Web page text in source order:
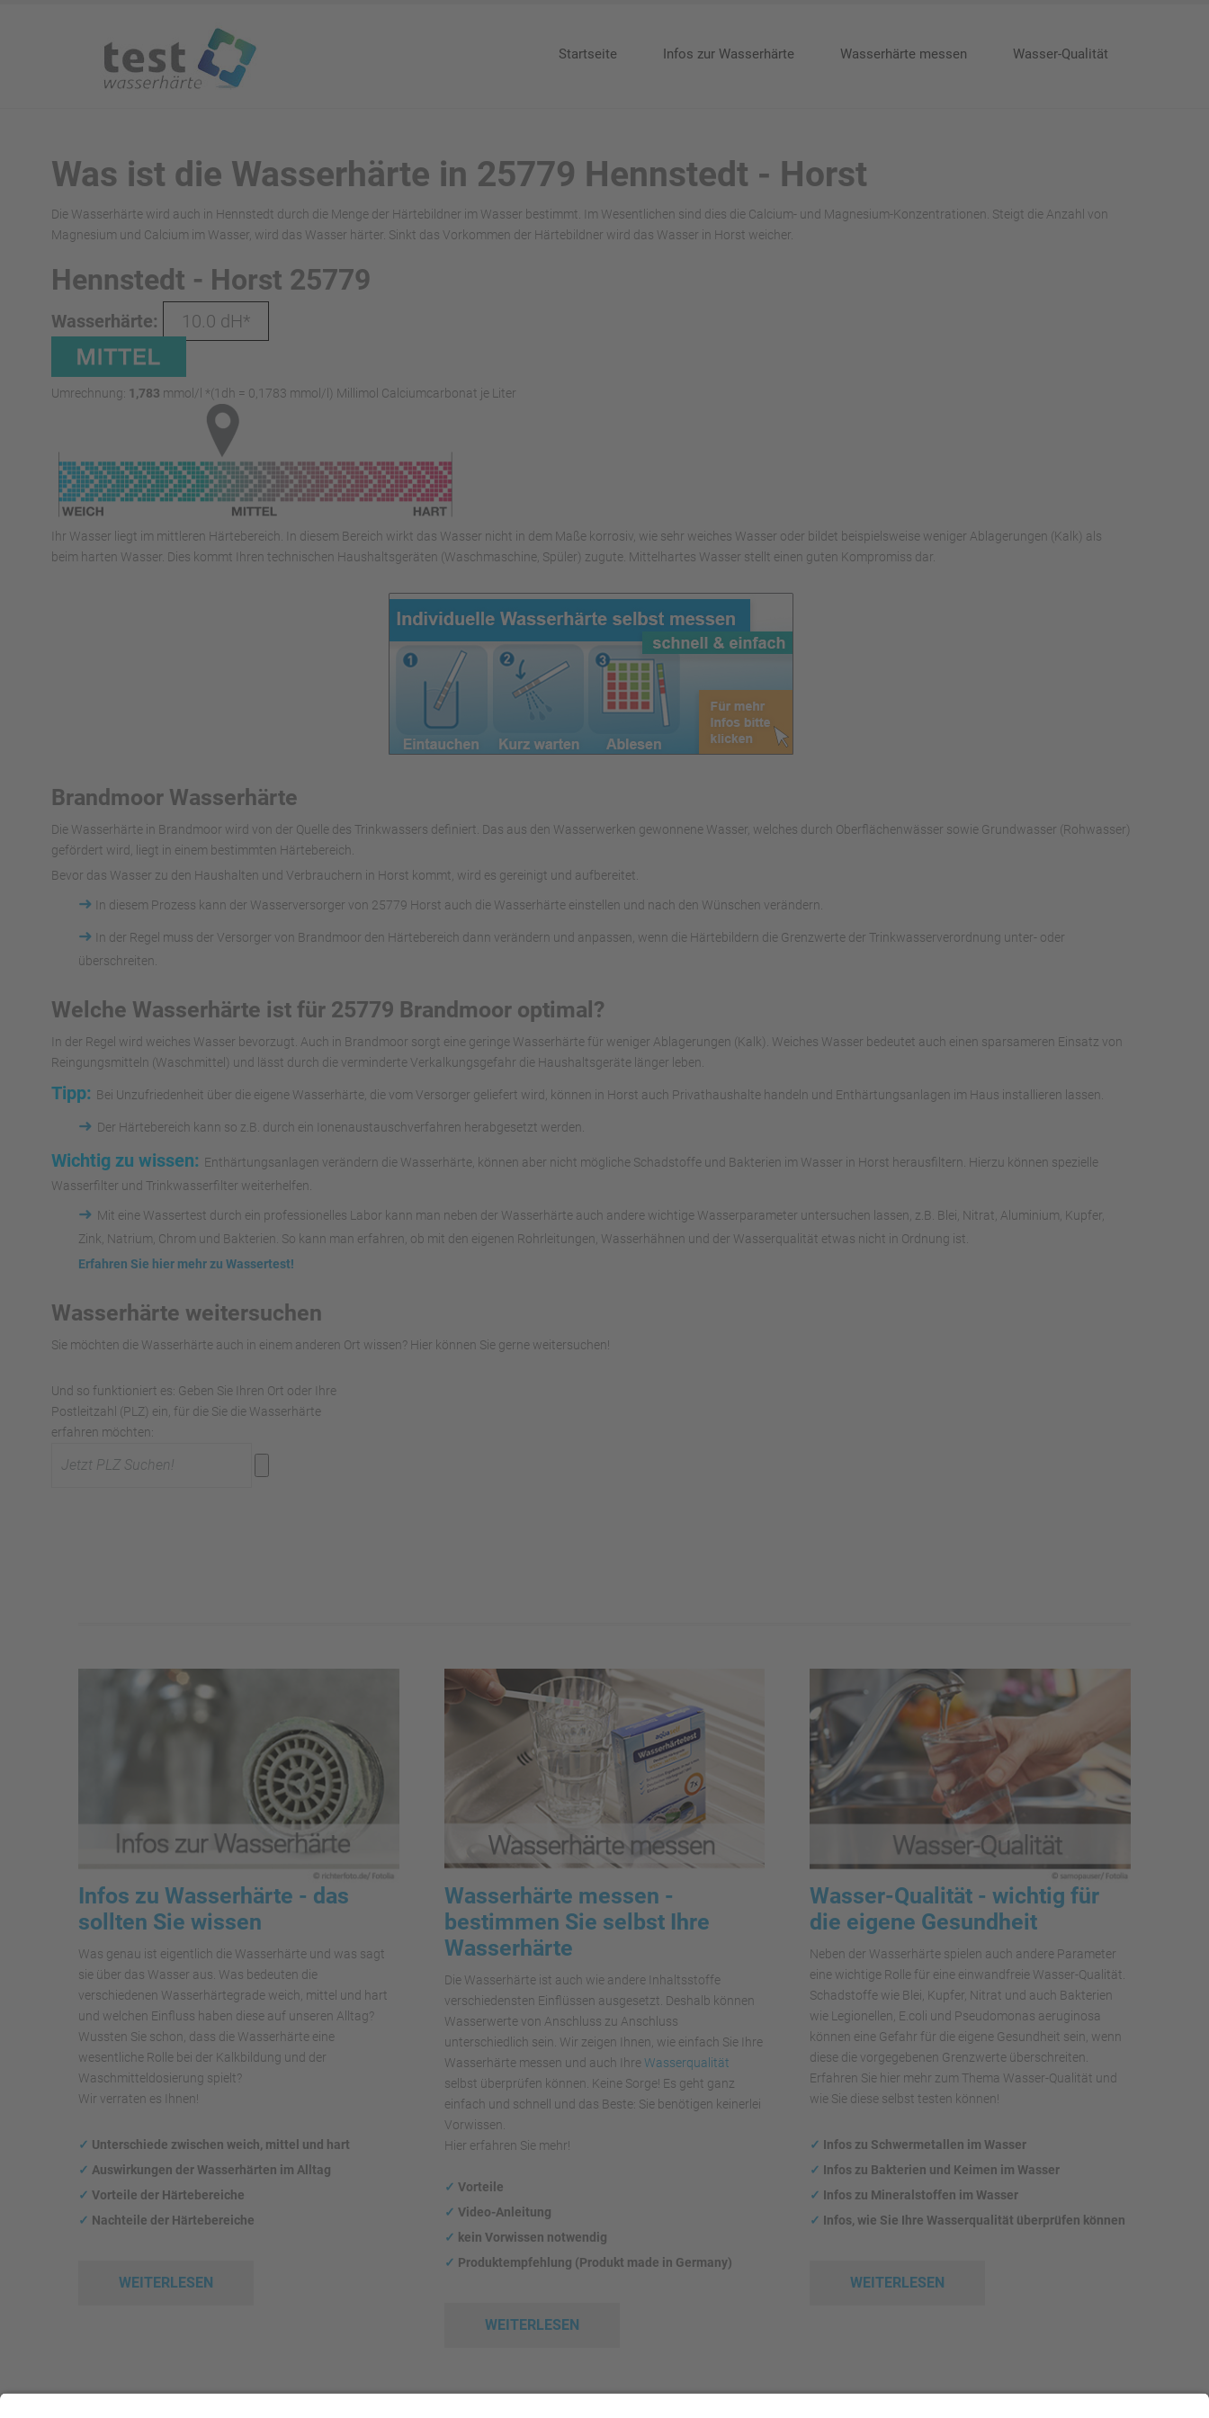
Startseite Infos zur Wasserhärte Wasserhärte messen Wasser-Qualität
Was ist die Wasserhärte in 25779 Hennstedt - Horst
Die Wasserhärte wird auch in Hennstedt durch die Menge der Härtebildner im Wasser bestimmt. Im Wesentlichen sind dies die Calcium- und Magnesium-Konzentrationen. Steigt die Anzahl von
Magnesium und Calcium im Wasser, wird das Wasser härter. Sinkt das Vorkommen der Härtebildner wird das Wasser in Horst weicher.
Hennstedt - Horst 25779
Wasserhärte: 10.0 dH*
Umrechnung: 1,783 mmol/l *(1dh = 0,1783 mmol/l) Millimol Calciumcarbonat je Liter
Ihr Wasser liegt im mittleren Härtebereich. In diesem Bereich wirkt das Wasser nicht in dem Maße korrosiv, wie sehr weiches Wasser oder bildet beispielsweise weniger Ablagerungen (Kalk) als
beim harten Wasser. Dies kommt Ihren technischen Haushaltsgeräten (Waschmaschine, Spüler) zugute. Mittelhartes Wasser stellt einen guten Kompromiss dar.
Brandmoor Wasserhärte
Die Wasserhärte in Brandmoor wird von der Quelle des Trinkwassers definiert. Das aus den Wasserwerken gewonnene Wasser, welches durch Oberflächenwässer sowie Grundwasser (Rohwasser)
gefördert wird, liegt in einem bestimmten Härtebereich.
Bevor das Wasser zu den Haushalten und Verbrauchern in Horst kommt, wird es gereinigt und aufbereitet.
➜ In diesem Prozess kann der Wasserversorger von 25779 Horst auch die Wasserhärte einstellen und nach den Wünschen verändern.
➜
In der Regel muss der Versorger von Brandmoor den Härtebereich dann verändern und anpassen, wenn die Härtebildern die Grenzwerte der Trinkwasserverordnung unter- oder
überschreiten.
Welche Wasserhärte ist für 25779 Brandmoor optimal?
In der Regel wird weiches Wasser bevorzugt. Auch in Brandmoor sorgt eine geringe Wasserhärte für weniger Ablagerungen (Kalk). Weiches Wasser bedeutet auch einen sparsameren Einsatz von
Reingungsmitteln (Waschmittel) und lässt durch die verminderte Verkalkungsgefahr die Haushaltsgeräte länger leben.
Tipp: Bei Unzufriedenheit über die eigene Wasserhärte, die vom Versorger geliefert wird, können in Horst auch Privathaushalte handeln und Enthärtungsanlagen im Haus installieren lassen.
➜ Der Härtebereich kann so z.B. durch ein Ionenaustauschverfahren herabgesetzt werden.
Wichtig zu wissen: Enthärtungsanlagen verändern die Wasserhärte, können aber nicht mögliche Schadstoffe und Bakterien im Wasser in Horst herausfiltern. Hierzu können spezielle
Wasserfilter und Trinkwasserfilter weiterhelfen.
➜ Mit eine Wassertest durch ein professionelles Labor kann man neben der Wasserhärte auch andere wichtige Wasserparameter untersuchen lassen, z.B. Blei, Nitrat, Aluminium, Kupfer,
Zink, Natrium, Chrom und Bakterien. So kann man erfahren, ob mit den eigenen Rohrleitungen, Wasserhähnen und der Wasserqualität etwas nicht in Ordnung ist.
Erfahren Sie hier mehr zu Wassertest!
Wasserhärte weitersuchen
Sie möchten die Wasserhärte auch in einem anderen Ort wissen? Hier können Sie gerne weitersuchen!
Und so funktioniert es: Geben Sie Ihren Ort oder Ihre
Postleitzahl (PLZ) ein, für die Sie die Wasserhärte
erfahren möchten:
Infos zu Wasserhärte - das
sollten Sie wissen
Was genau ist eigentlich die Wasserhärte und was sagt
sie über das Wasser aus. Was bedeuten die
verschiedenen Wasserhärtegrade weich, mittel und hart
und welchen Einfluss haben diese auf unseren Alltag?
Wussten Sie schon, dass die Wasserhärte eine
wesentliche Rolle bei der Kalkbildung und der
Waschmitteldosierung spielt?
Wir verraten es Ihnen!
✓ Unterschiede zwischen weich, mittel und hart
✓ Auswirkungen der Wasserhärten im Alltag
✓ Vorteile der Härtebereiche
✓ Nachteile der Härtebereiche
WEITERLESEN
Wasserhärte messen -
bestimmen Sie selbst Ihre
Wasserhärte
Die Wasserhärte ist auch wie andere Inhaltsstoffe
verschiedensten Einflüssen ausgesetzt. Deshalb können
Wasserwerte von Anschluss zu Anschluss
unterschiedlich sein. Wir zeigen Ihnen, wie einfach Sie Ihre
Wasserhärte messen und auch IhreWasserqualität
selbst überprüfen können. Keine Sorge! Es geht ganz
einfach und schnell und das Beste: Sie benötigen keinerlei
Vorwissen.
Hier erfahren Sie mehr!
✓ Vorteile
✓ Video-Anleitung
✓ kein Vorwissen notwendig
✓ Produktempfehlung (Produkt made in Germany)
WEITERLESEN
Wasser-Qualität - wichtig für
die eigene Gesundheit
Neben der Wasserhärte spielen auch andere Parameter
eine wichtige Rolle für eine einwandfreie Wasser-Qualität.
Schadstoffe wie Blei, Kupfer, Nitrat und auch Bakterien
wie Legionellen, E.coli und Pseudomonas aeruginosa
können eine Gefahr für die eigene Gesundheit sein, wenn
diese die vorgegebenen Grenzwerte überschreiten.
Erfahren Sie hier mehr zum Thema Wasser-Qualität und
wie Sie diese selbst testen können!
✓ Infos zu Schwermetallen im Wasser
✓ Infos zu Bakterien und Keimen im Wasser
✓ Infos zu Mineralstoffen im Wasser
✓ Infos, wie Sie Ihre Wasserqualität überprüfen können
WEITERLESEN